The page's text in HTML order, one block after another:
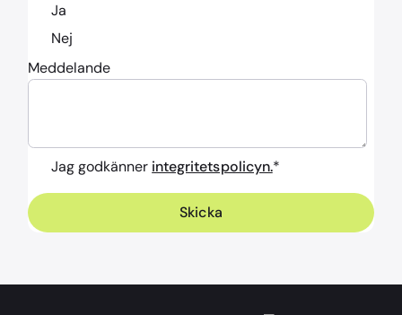
Ja
Nej
Meddelande
Jag godkänner integritetspolicyn.*